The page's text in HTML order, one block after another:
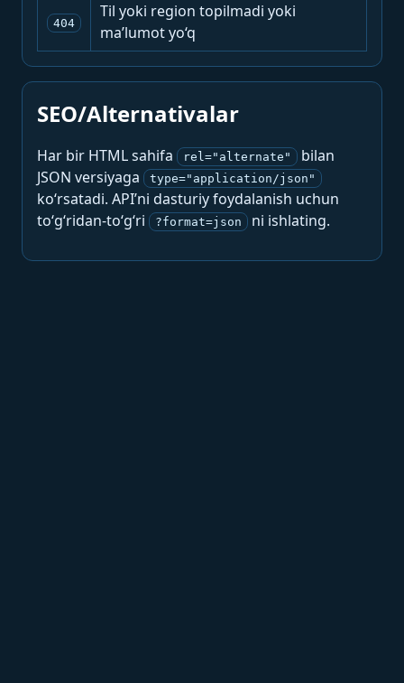
404
Til yoki region topilmadi yoki
ma’lumot yo‘q
SEO/Alternativalar
Har bir HTML sahifa rel="alternate"
bilan
JSON versiyaga
type="application/json"
ko‘rsatadi. API’ni dasturiy foydalanish uchun
to‘g‘ridan-to‘g‘ri
?format=json ni ishlating.